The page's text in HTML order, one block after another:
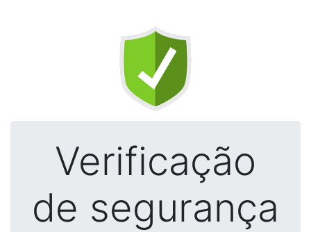
Verificação
de segurança